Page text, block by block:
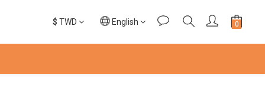
$ TWD English